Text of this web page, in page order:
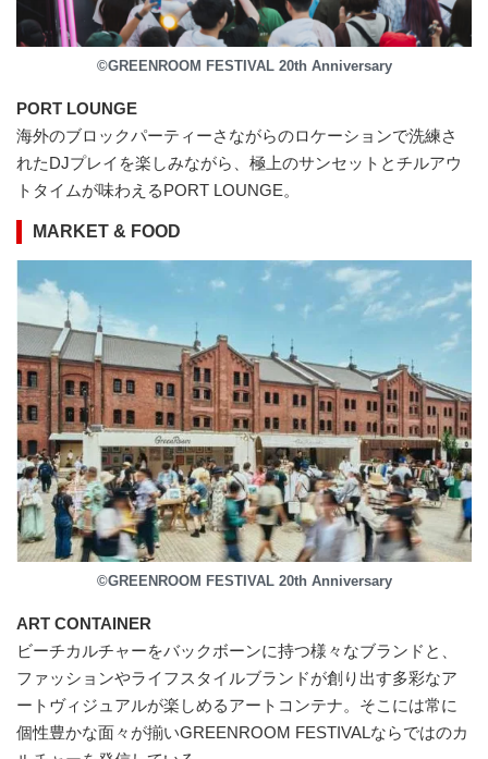
©GREENROOM FESTIVAL 20th Anniversary
PORT LOUNGE
海外のブロックパーティーさながらのロケーションで洗練さ
れたDJプレイを楽しみながら、極上のサンセットとチルアウ
トタイムが味わえるPORT LOUNGE。
MARKET & FOOD
©GREENROOM FESTIVAL 20th Anniversary
ART CONTAINER
ビーチカルチャーをバックボーンに持つ様々なブランドと、
ファッションやライフスタイルブランドが創り出す多彩なア
ートヴィジュアルが楽しめるアートコンテナ。そこには常に
個性豊かな面々が揃いGREENROOM FESTIVALならではのカ